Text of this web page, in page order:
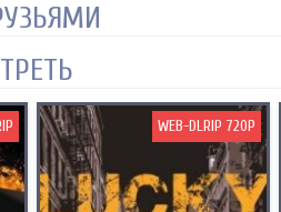
WEB-DLRIP 720P